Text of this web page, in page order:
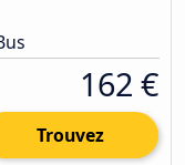
162 €
Trouvez